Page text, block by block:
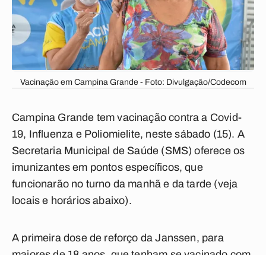
Vacinação em Campina Grande - Foto: Divulgação/Codecom
Campina Grande tem vacinação contra a Covid-
19, Influenza e Poliomielite, neste sábado (15). A
Secretaria Municipal de Saúde (SMS) oferece os
imunizantes em pontos específicos, que
funcionarão no turno da manhã e da tarde (veja
locais e horários abaixo).
A primeira dose de reforço da Janssen, para